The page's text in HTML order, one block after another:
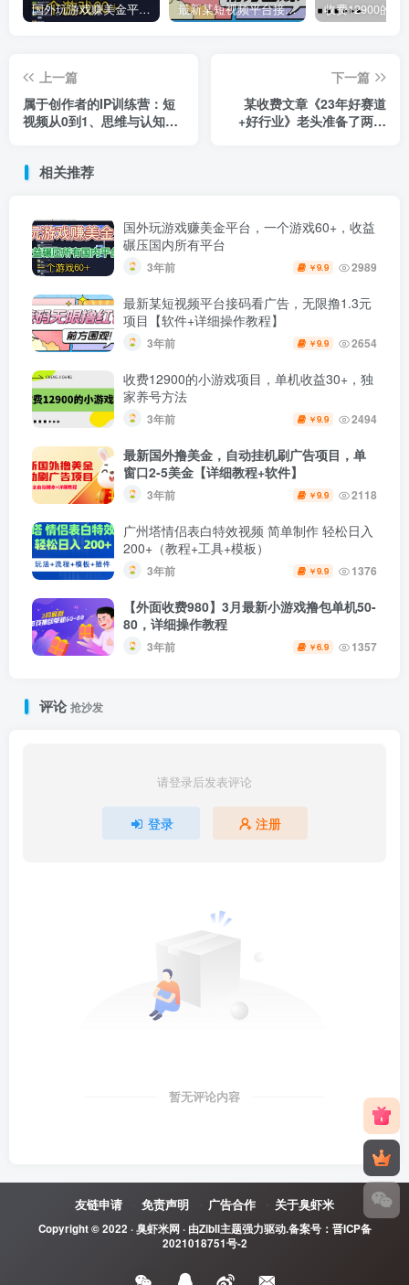
国外玩游戏赚美金平台，一个游戏60+，收益碾压国内所有平台 最新某短视频平台接码看广告，无限撸1.3元项目【软件+详细操作教程】
上一篇
属于创作者的IP训练营：短
视频从0到1、思维与认知实
下一篇
某收费文章《23年好赛道
+好行业》老头准备了两个
相关推荐
国外玩游戏赚美金平台，一个游戏60+，收益
碾压国内所有平台
3年前 ￥9.9 2989
最新某短视频平台接码看广告，无限撸1.3元
项目【软件+详细操作教程】
3年前 ￥9.9 2654
收费12900的小游戏项目，单机收益30+，独
家养号方法
3年前 ￥9.9 2494
最新国外撸美金，自动挂机刷广告项目，单
窗口2-5美金【详细教程+软件】
3年前 ￥9.9 2118
广州塔情侣表白特效视频 简单制作 轻松日入
200+（教程+工具+模板）
3年前 ￥9.9 1376
【外面收费980】3月最新小游戏撸包单机50-
80，详细操作教程
3年前 ￥6.9 1357
评论抢沙发
请登录后发表评论
登录 注册
暂无评论内容
友链申请 免责声明 广告合作 关于臭虾米
Copyright © 2022 ·臭虾米网· 由Zibll主题强力驱动.备案号： 晋ICP备
2021018751号-2